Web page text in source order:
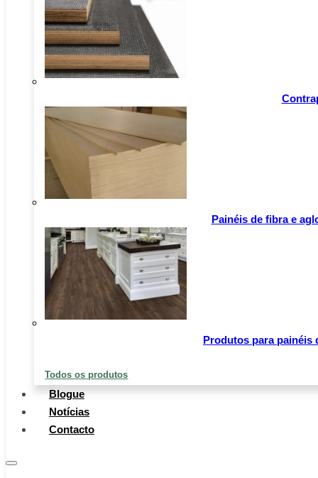
Painéis de fibra e
Produtos para painéis
Todos os produtos
Blogue
Notícias
Contacto